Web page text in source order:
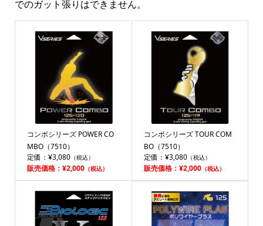
でのガット張りはできません。
コンボシリーズ POWER CO
MBO（7510）
定価：¥3,080（税込）
販売価格：¥2,000（税込）
コンボシリーズ TOUR COM
BO（7510）
定価：¥3,080（税込）
販売価格：¥2,000（税込）